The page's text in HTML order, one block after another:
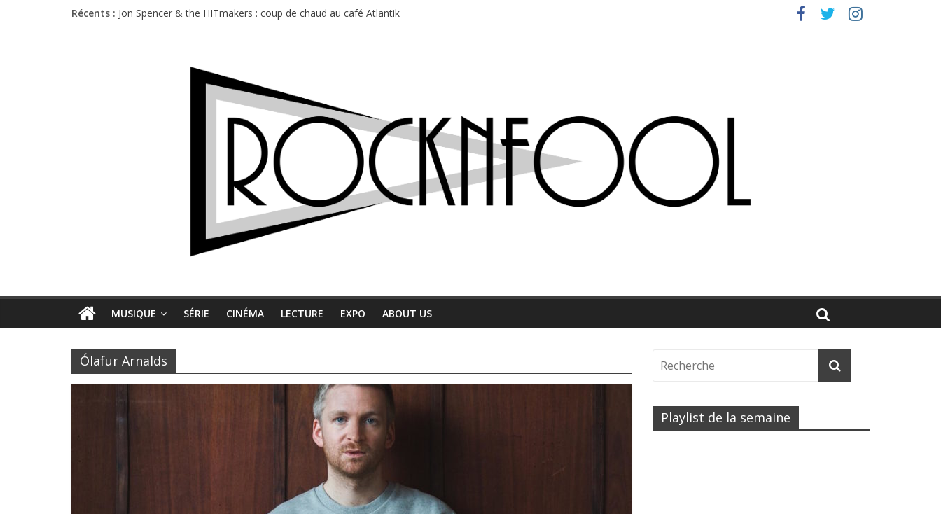
Récents : Jon Spencer & the HITmakers : coup de chaud au café Atlantik
Charlie Puth à l’Olympia : la leçon de pop du Professeur Puth
MUSIQUE SÉRIE CINÉMA LECTURE EXPO ABOUT US
Ólafur Arnalds
Playlist de la semaine